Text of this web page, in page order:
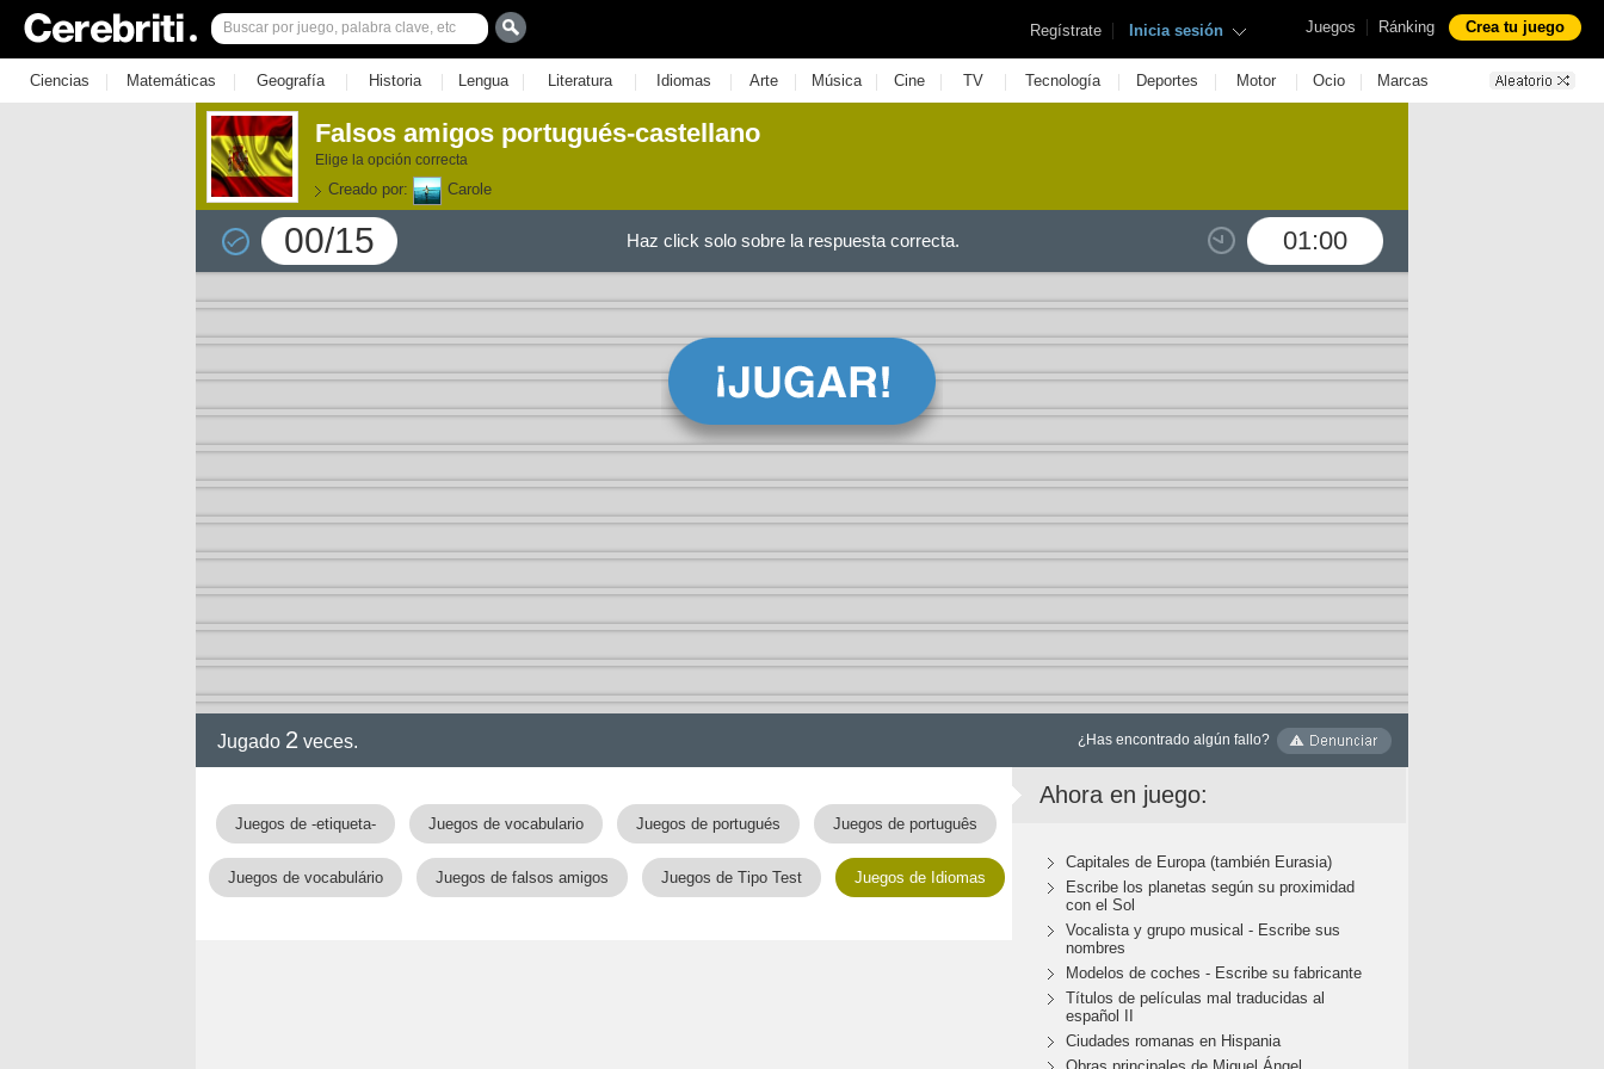
Juegos | Ránking Crea tu juego
Regístrate | Inicia sesión
Ciencias | Matemáticas | Geografía | Historia | Lengua | Literatura | Idiomas | Arte | Música | Cine | TV | Tecnología | Deportes | Motor | Ocio | Marcas
Falsos amigos portugués-castellano
Elige la opción correcta
Creado por: Carole
00/15 01:00
Haz click solo sobre la respuesta correcta.
Jugado 2 veces. ¿Has encontrado algún fallo?
Juegos de -etiqueta- Juegos de vocabulario Juegos de portugués Juegos de português
Juegos de vocabulário Juegos de falsos amigos Juegos de Tipo Test Juegos de Idiomas
Ahora en juego:
Capitales de Europa (también Eurasia)
Escribe los planetas según su proximidad
con el Sol
Vocalista y grupo musical - Escribe sus
nombres
Modelos de coches - Escribe su fabricante
Títulos de películas mal traducidas al
español II
Ciudades romanas en Hispania